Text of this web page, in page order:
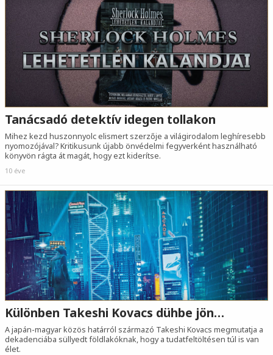
Tanácsadó detektív idegen tollakon
Mihez kezd huszonnyolc elismert szerzője a világirodalom leghíresebb
nyomozójával? Kritikusunk újabb önvédelmi fegyverként használható
könyvön rágta át magát, hogy ezt kiderítse.
10 éve
Különben Takeshi Kovacs dühbe jön…
A japán-magyar közös határról származó Takeshi Kovacs megmutatja a
dekadenciába süllyedt földlakóknak, hogy a tudatfeltöltésen túl is van
élet.